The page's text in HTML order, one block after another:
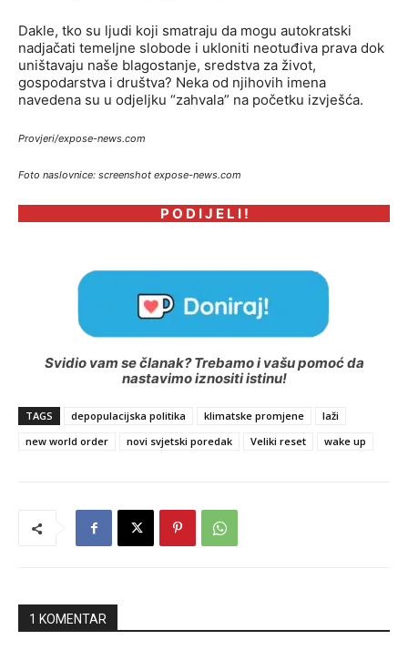
Dakle, tko su ljudi koji smatraju da mogu autokratski
nadjačati temeljne slobode i ukloniti neotuđiva prava dok
uništavaju naše blagostanje, sredstva za život,
gospodarstva i društva? Neka od njihovih imena
navedena su u odjeljku “zahvala” na početku izvješća.
Provjeri/expose-news.com
Foto naslovnice: screenshot expose-news.com
P O D I J E L I !
Svidio vam se članak? Trebamo i vašu pomoć da
nastavimo iznositi istinu!
TAGS depopulacijska politika klimatske promjene
laži
new world order
novi svjetski poredak Veliki reset wake up
1 KOMENTAR